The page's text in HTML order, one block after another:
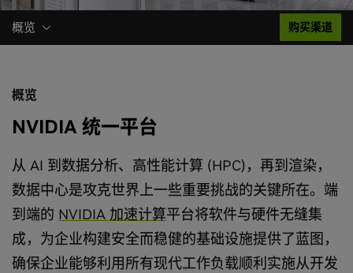
概览 购买渠道
概览
NVIDIA 统一平台
从 AI 到数据分析、高性能计算 (HPC)，再到渲染，
数据中心是攻克世界上一些重要挑战的关键所在。端
到端的 NVIDIA 加速计算平台将软件与硬件无缝集
成，为企业构建安全而稳健的基础设施提供了蓝图，
确保企业能够利用所有现代工作负载顺利实施从开发